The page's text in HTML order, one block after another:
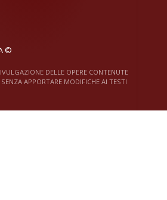
©
DELLE OPERE CONTENUTE
APPORTARE MODIFICHE AI TESTI